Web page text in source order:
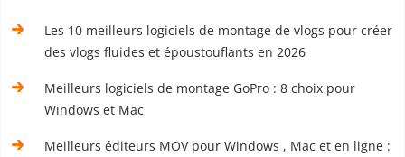
Les 10 meilleurs logiciels de montage de vlogs pour créer
des vlogs fluides et époustouflants en 2026
Meilleurs logiciels de montage GoPro : 8 choix pour
Windows et Mac
Meilleurs éditeurs MOV pour Windows , Mac et en ligne :